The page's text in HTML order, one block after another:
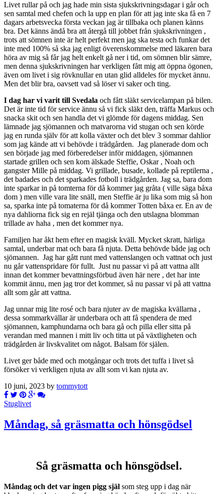
Livet rullar på och jag hade min sista sjukskrivningsdagar i går och
sen samtal med chefen och la upp en plan för att jag inte ska få en 7
dagars arbetsvecka första veckan jag är tillbaka och planen känns
bra. Det känns ändå bra att återgå till jobbet från sjukskrivningen ,
trots att sömnen inte är helt perfekt men jag ska testa och funkar det
inte med 100% så ska jag enligt överenskommelse med läkaren bara
höra av mig så får jag helt enkelt gå ner i tid, om sömnen blir sämre,
men denna sjukskrivningen har verkligen fått mig att öppna ögonen,
även om livet i sig rövknullar en utan glid alldeles för mycket ännu.
Men det blir bra, oavsett vad så löser vi saker och ting.
I dag har vi varit till Svedala och fått släkt servicelampan på bilen.
Det är inte tid för service ännu så vi fick släkt den, träffa Markus och
snacka skit och sen handla det vi glömde för dagens middag. Sen
lämnade jag sjömannen och matvarorna vid stugan och sen körde
jag en runda själv för att kolla växter och det blev 3 sommar dahlior
som jag kände att vi behövde i trädgården. Jag planerade dom och
sen började jag med förberedelser inför middagen, sjömannen
startade grillen och sen kom älskade Steffie, Oskar , Noah och
gangster Mille på middag. Vi grillade, busade, kollade på reptilerna ,
det badades och det sparkades fotboll i trädgården. Jag sa, bara dom
inte sparkar in på tomterna för då kommer jag gråta ( ville säga båxa
dom ) men ville vara lite snäll, men Steffie är ju lika som mig så hon
sa, sparka inte på tomaterna för då kommer Totten båxa er. En av de
nya dahliorna fick sig en rejäl tjänga och den utslagna blomman
trillade av haha , men det kommer nya.
Familjen har åkt hem efter en magisk kväll. Mycket skratt, härliga
samtal, underbar mat och bara få njuta. Detta behövde både jag och
sjömannen. Jag har gått runt med vattenslangen och vattnat och just
nu går vattenspridare för fullt. Just nu passar vi på att vattna allt
innan det kommer bevattningsförbud även här nere , det har inte
kommit ännu, men jag tror det kommer, så nu passar vi på att vattna
allt som går att vattna.
Jag unnar mig lite rosé och bara njuter av de magiska kvällarna ,
dessa sommarkvällar är underbara och att få spendera de med
sjömannen, kamphundarna och bara gå och pilla eller sitta på
verandan med mannen i mitt liv och titta ut på växtligheten och
trädgården är livskvalitet om något. Balsam för själen.
Livet ger både med och motgångar och trots det tuffa i livet så
försöker vi verkligen njuta av allt som vi kan njuta av.
10 juni, 2023 by tommytott
Stuglivet
Måndag, så gräsmatta och hönsgödsel
Så gräsmatta och hönsgödsel.
Måndag och det var ingen pigg själ som steg upp i dag när